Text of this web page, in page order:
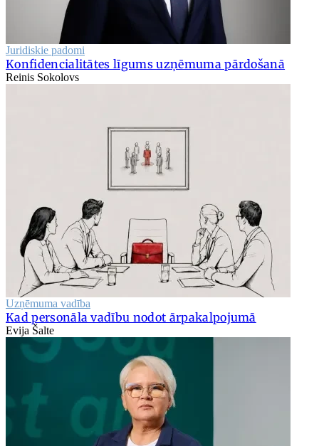
Juridiskie padomi
Konfidencialitātes līgums uzņēmuma pārdošanā
Reinis Sokolovs
Uzņēmuma vadība
Kad personāla vadību nodot ārpakalpojumā
Evija Šalte